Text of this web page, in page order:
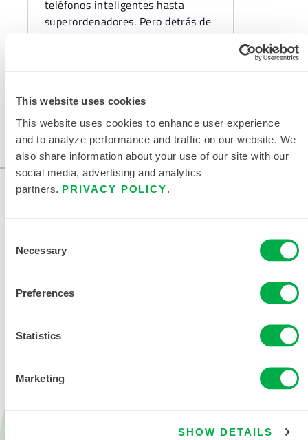
This website uses cookies
This website uses cookies to enhance user experience
and to analyze performance and traffic on our website. We
also share information about your use of our site with our
social media, advertising and analytics
partners. PRIVACY POLICY
Selection
Necessary
Preferences
Statistics
Marketing
SHOW DETAILS
teléfonos inteligentes hasta
superordenadores. Pero detrás de
INICIO Respuesta de emergencia